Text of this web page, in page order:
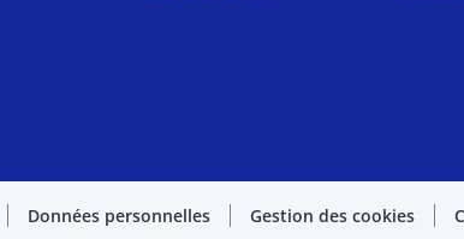
Données personnelles Gestion des cookies